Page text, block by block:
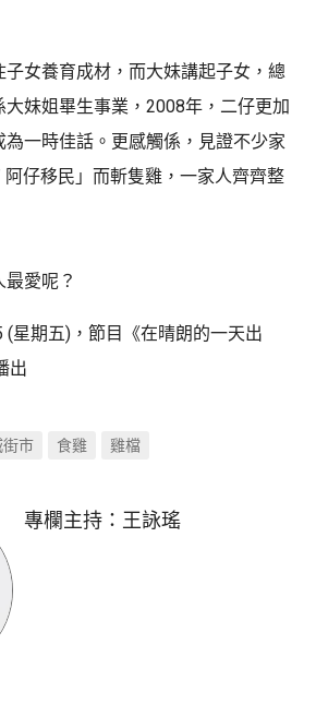
女養育成材，而大妹講起子女，總
大妹姐畢生事業，2008年，二仔更加
一時佳話。更感觸係，見證不少家
仔移民」而斬隻雞，一家人齊齊整
愛呢？
星期五)，節目《在晴朗的一天出
出
街市 食雞 雞檔
專欄主持： 王詠瑤